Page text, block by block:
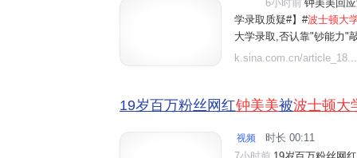
6小时前 钟美美回
学录取质疑#】#波士顿大
大学录取,否认靠"钞能力"
正规渠道、扎实准备申请
k.sina.com.cn/article_18...
19岁百万粉丝网红钟美美被波士顿大
视频
时长 00:11